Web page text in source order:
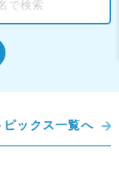
ピックス一覧へ